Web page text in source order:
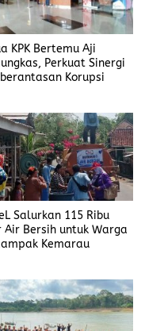
KPK Bertemu Aji
Perkuat Sinergi
Korupsi
Salurkan 115 Ribu
Air Bersih untuk Warga
Kemarau